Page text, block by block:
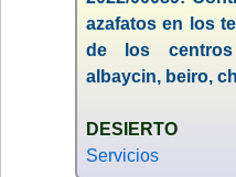
azafatos en los
de los
albaycin, beiro,
DESIERTO
Servicios